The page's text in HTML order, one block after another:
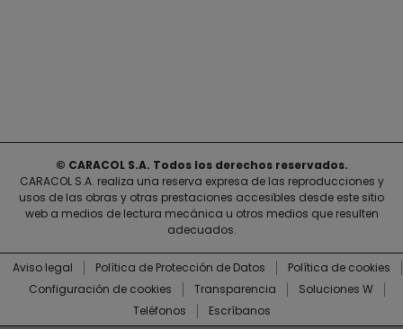
© CARACOL S.A. Todos los derechos reservados.
CARACOL S.A. realiza una reserva expresa de las reproducciones y
usos de las obras y otras prestaciones accesibles desde este sitio
web a medios de lectura mecánica u otros medios que resulten
adecuados.
Aviso legal Política de Protección de Datos
Política de cookies
Configuración de cookies
Transparencia
Soluciones W
Teléfonos
Escríbanos